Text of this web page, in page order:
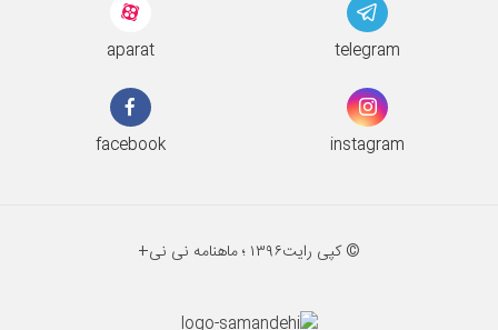
aparat telegram
facebook instagram
© کپی رایت۱۳۹۶ ؛ ماهنامه نی نی+